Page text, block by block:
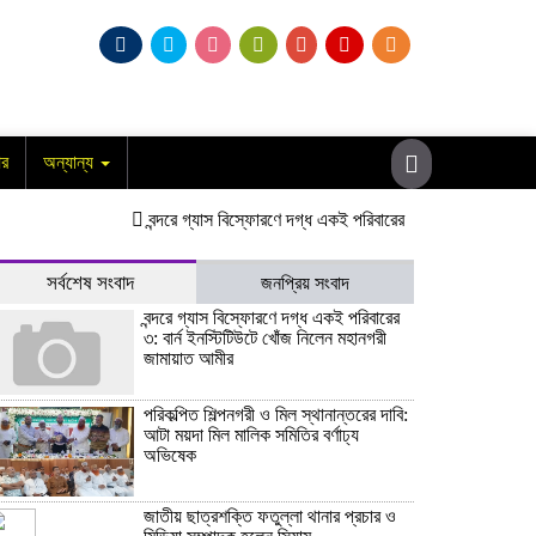
অন্যান্য
বন্দরে গ্যাস বিস্ফোরণে দগ্ধ একই পরিবারের ৩: বার্ন ইনস্টিটিউটে খোঁজ
সর্বশেষ সংবাদ
জনপ্রিয় সংবাদ
বন্দরে গ্যাস বিস্ফোরণে দগ্ধ একই পরিবারের
৩: বার্ন ইনস্টিটিউটে খোঁজ নিলেন মহানগরী
জামায়াত আমীর
পরিকল্পিত শিল্পনগরী ও মিল স্থানান্তরের দাবি:
আটা ময়দা মিল মালিক সমিতির বর্ণাঢ্য
অভিষেক
জাতীয় ছাত্রশক্তি ফতুল্লা থানার প্রচার ও